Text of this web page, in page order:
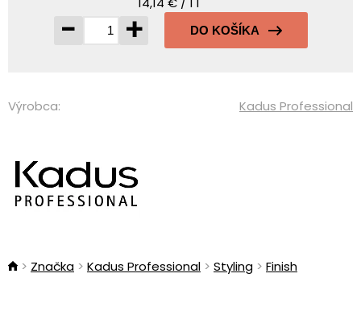
- + DO KOŠÍKA
Výrobca: Kadus Professional
Značka Kadus Professional Styling Finish